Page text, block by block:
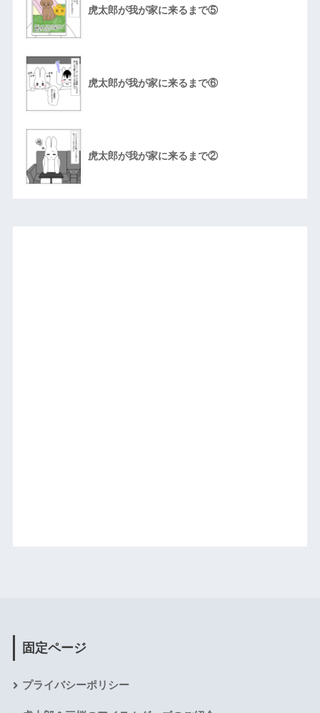
虎太郎が我が家に来るまで⑤
虎太郎が我が家に来るまで⑥
虎太郎が我が家に来るまで②
固定ページ
プライバシーポリシー